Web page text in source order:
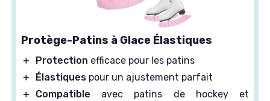
Protège-Patins à Glace Élastiques
＋ Protection efficace pour les patins
＋
Élastiques pour un ajustement parfait
＋
Compatible avec patins de hockey et